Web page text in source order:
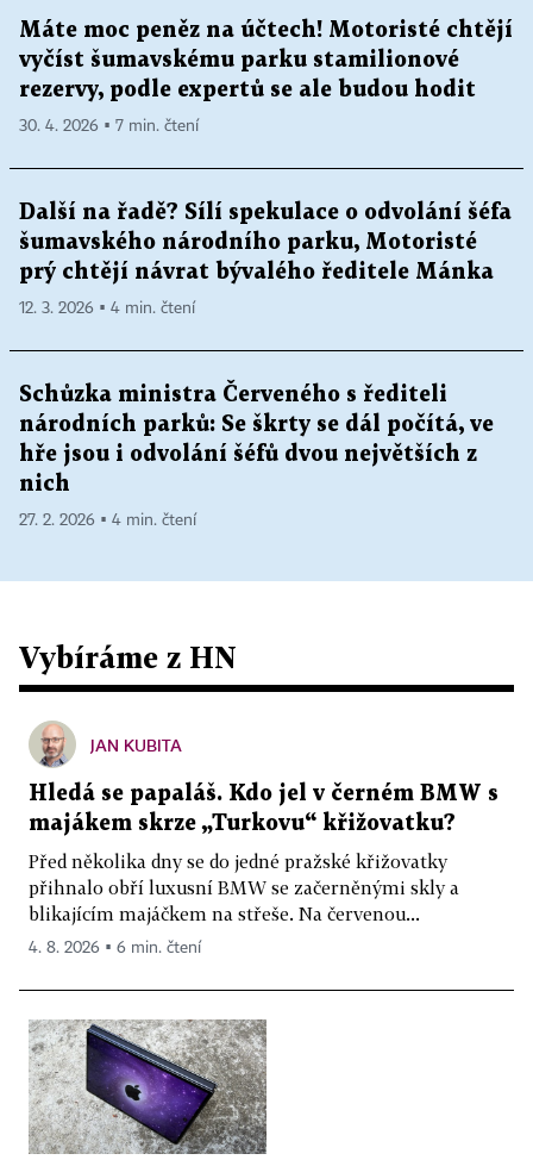
Máte moc peněz na účtech! Motoristé chtějí
vyčíst šumavskému parku stamilionové
rezervy, podle expertů se ale budou hodit
30. 4. 2026 ▪ 7 min. čtení
Další na řadě? Sílí spekulace o odvolání šéfa
šumavského národního parku, Motoristé
prý chtějí návrat bývalého ředitele Mánka
12. 3. 2026 ▪ 4 min. čtení
Schůzka ministra Červeného s řediteli
národních parků: Se škrty se dál počítá, ve
hře jsou i odvolání šéfů dvou největších z
nich
27. 2. 2026 ▪ 4 min. čtení
Vybíráme z HN
JAN KUBITA
Hledá se papaláš. Kdo jel v černém BMW s
majákem skrze „Turkovu“ křižovatku?
Před několika dny se do jedné pražské křižovatky
přihnalo obří luxusní BMW se začerněnými skly a
blikajícím majáčkem na střeše. Na červenou...
4. 8. 2026 ▪ 6 min. čtení